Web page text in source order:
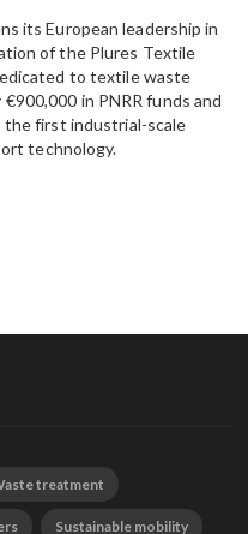
its European leadership in
of the Plures Textile
to textile waste
in PNRR funds and
first industrial-scale
technology.
treatment
Sustainable mobility